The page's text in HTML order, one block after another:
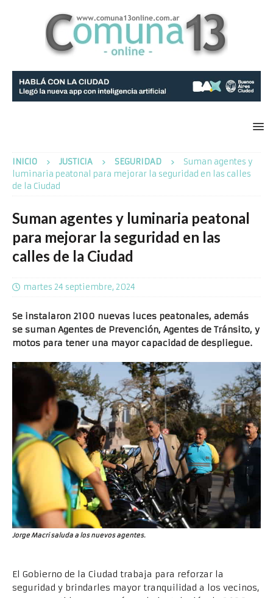
INICIO JUSTICIA SEGURIDAD
Suman agentes y
luminaria peatonal para mejorar la seguridad en las calles
de la Ciudad
Suman agentes y luminaria peatonal
para mejorar la seguridad en las
calles de la Ciudad
martes 24 septiembre, 2024
Se instalaron 2100 nuevas luces peatonales, además
se suman Agentes de Prevención, Agentes de Tránsito, y
motos para tener una mayor capacidad de despliegue.
Jorge Macri saluda a los nuevos agentes.
El Gobierno de la Ciudad trabaja para reforzar la
seguridad y brindarles mayor tranquilidad a los vecinos,